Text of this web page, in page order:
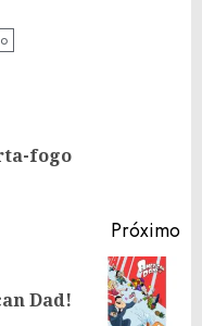
fogo
Próximo
Dad!